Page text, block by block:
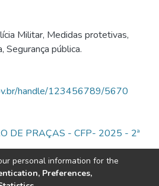
Militar, Medidas protetivas,
, Segurança pública.
handle/123456789/5670
DE PRAÇAS - CFP- 2025 - 2ª
personal information for the
Preferences,